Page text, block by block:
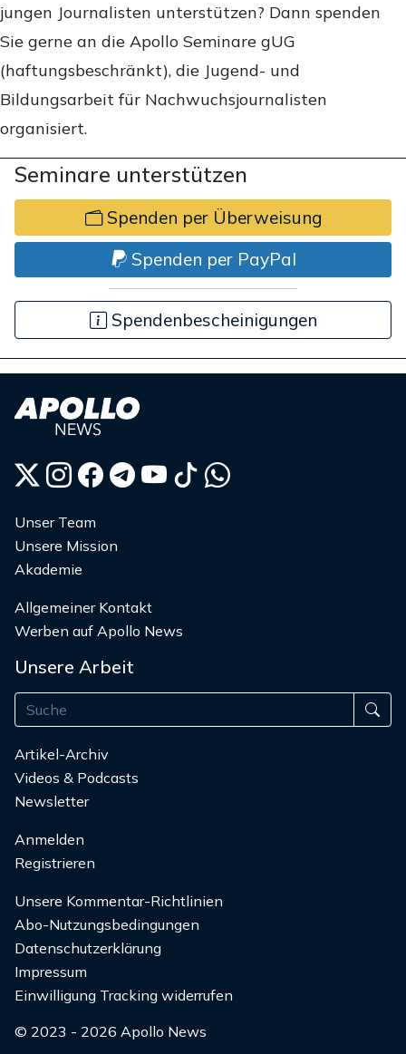
jungen Journalisten unterstützen? Dann spenden
Sie gerne an die Apollo Seminare gUG
(haftungsbeschränkt), die Jugend- und
Bildungsarbeit für Nachwuchsjournalisten
organisiert.
Seminare unterstützen
Spenden per Überweisung
Spenden per PayPal
Spendenbescheinigungen
Unser Team
Unsere Mission
Akademie
Allgemeiner Kontakt
Werben auf Apollo News
Unsere Arbeit
Artikel-Archiv
Videos & Podcasts
Newsletter
Anmelden
Registrieren
Unsere Kommentar-Richtlinien
Abo-Nutzungsbedingungen
Datenschutzerklärung
Impressum
Einwilligung Tracking widerrufen
© 2023 - 2026 Apollo News